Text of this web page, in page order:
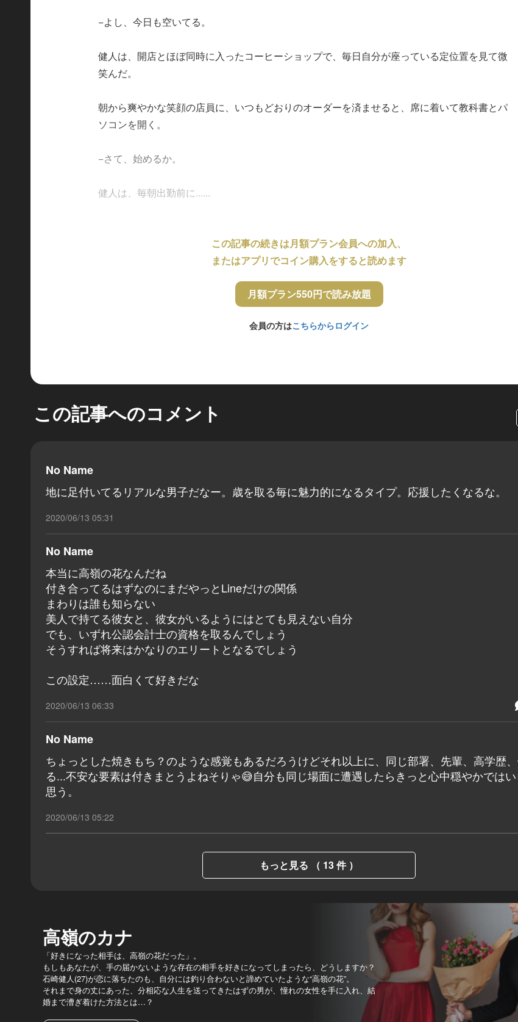
−よし、今日も空いてる。
健人は、開店とほぼ同時に入ったコーヒーショップで、毎日自分が座っている定位置を見て微
笑んだ。
朝から爽やかな笑顔の店員に、いつもどおりのオーダーを済ませると、席に着いて教科書とパ
ソコンを開く。
−さて、始めるか。
健人は、毎朝出勤前に......
この記事の続きは月額プラン会員への加入、
またはアプリでコイン購入をすると読めます
月額プラン550円で読み放題
会員の方はこちらからログイン
この記事へのコメント
No Name
地に足付いてるリアルな男子だなー。歳を取る毎に魅力的になるタイプ。応援したくなるな。
2020/06/13 05:31
No Name
本当に高嶺の花なんだね
付き合ってるはずなのにまだやっとLineだけの関係
まわりは誰も知らない
美人で持てる彼女と、彼女がいるようにはとても見えない自分
でも、いずれ公認会計士の資格を取るんでしょう
そうすれば将来はかなりのエリートとなるでしょう
この設定……面白くて好きだな
2020/06/13 06:33
No Name
ちょっとした焼きもち？のような感覚もあるだろうけどそれ以上に、同じ部署、先輩、高学歴
る...不安な要素は付きまとうよねそりゃ😅自分も同じ場面に遭遇したらきっと心中穏やかではい
思う。
2020/06/13 05:22
もっと見る （ 13 件 ）
高嶺のカナ
「好きになった相手は、高嶺の花だった」。
もしもあなたが、手の届かないような存在の相手を好きになってしまったら、どうしますか？
石崎健人(27)が恋に落ちたのも、自分には釣り合わないと諦めていたような“高嶺の花”。
それまで身の丈にあった、分相応な人生を送ってきたはずの男が、憧れの女性を手に入れ、結
婚まで漕ぎ着けた方法とは…？